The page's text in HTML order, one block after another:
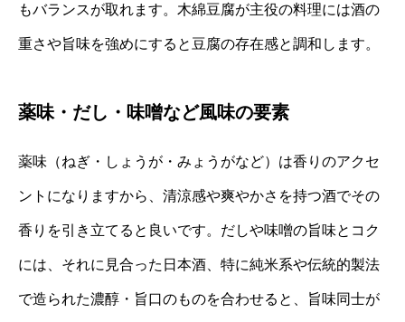
もバランスが取れます。木綿豆腐が主役の料理には酒の
重さや旨味を強めにすると豆腐の存在感と調和します。
薬味・だし・味噌など風味の要素
薬味（ねぎ・しょうが・みょうがなど）は香りのアクセ
ントになりますから、清涼感や爽やかさを持つ酒でその
香りを引き立てると良いです。だしや味噌の旨味とコク
には、それに見合った日本酒、特に純米系や伝統的製法
で造られた濃醇・旨口のものを合わせると、旨味同士が